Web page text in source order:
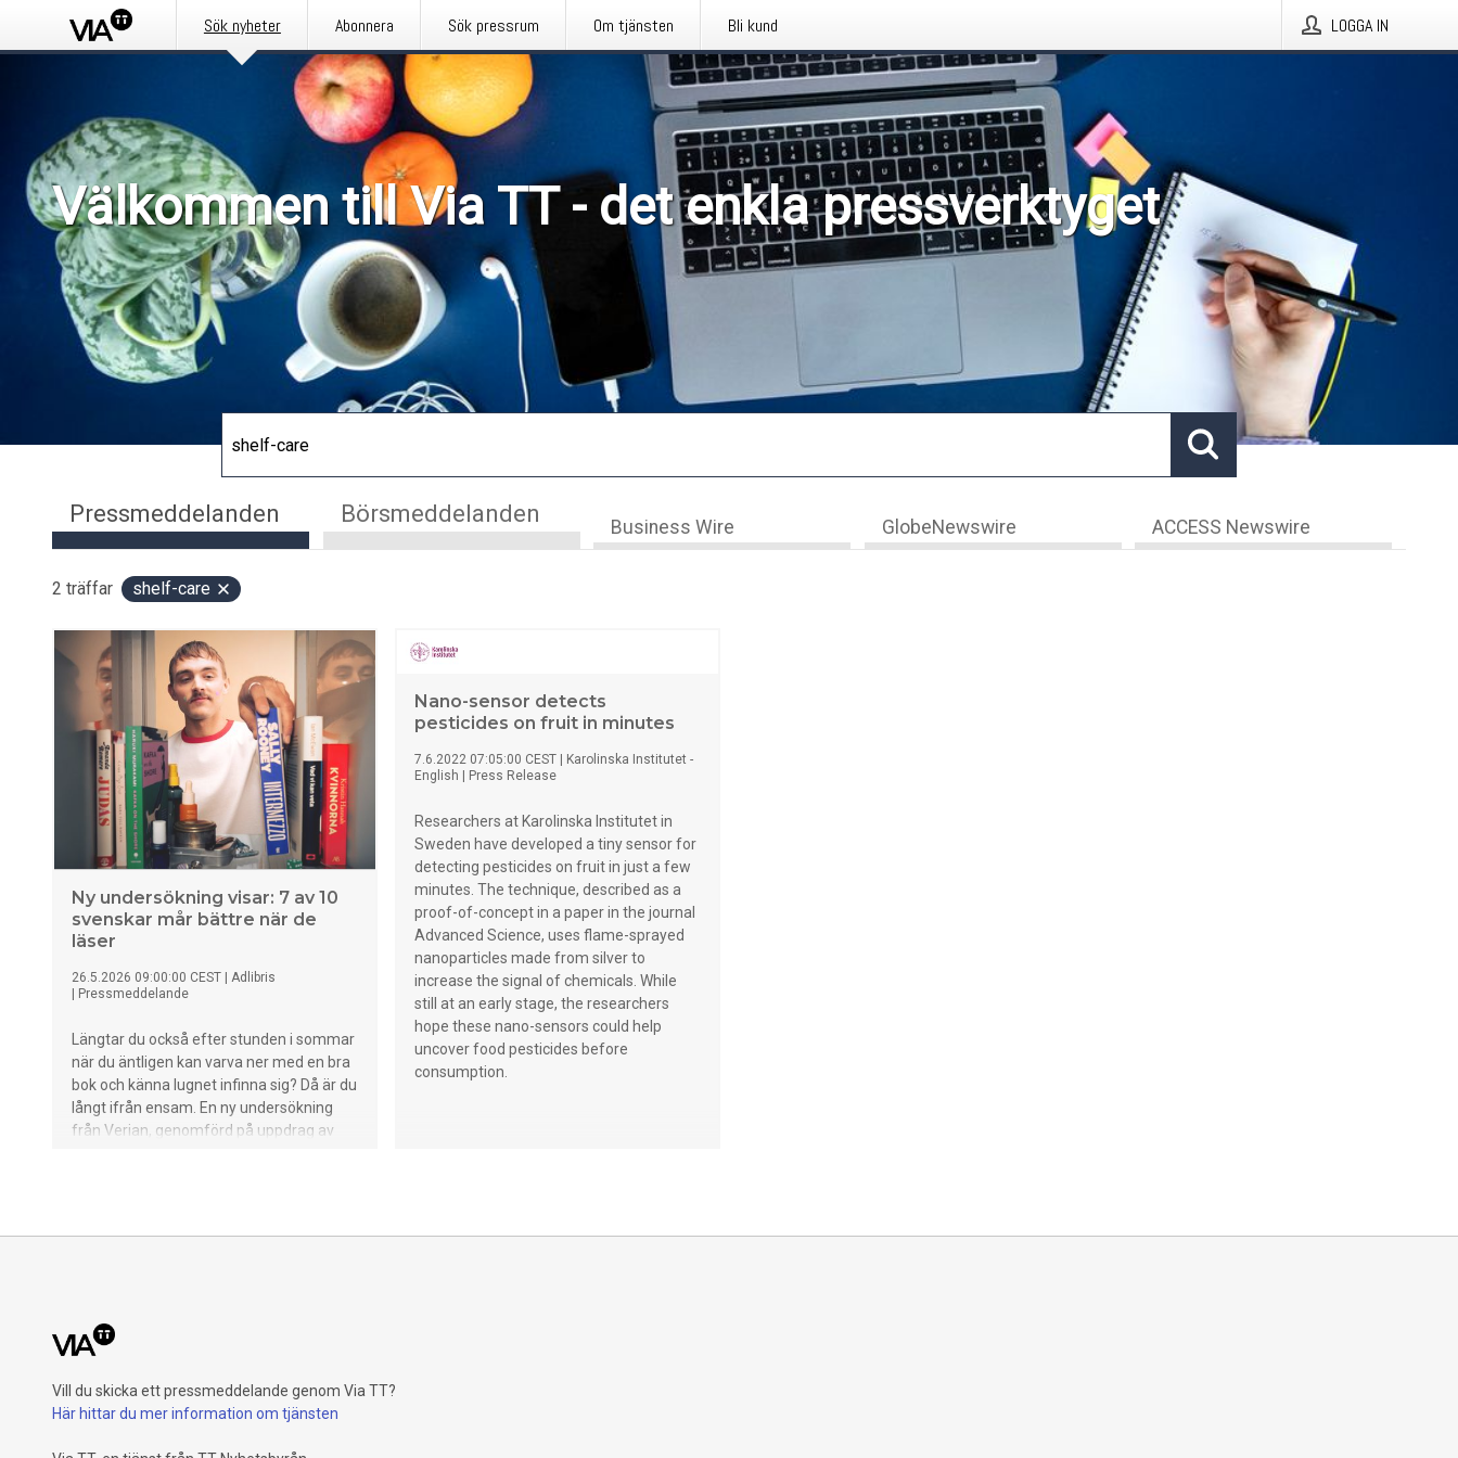
Sök nyheter Abonnera Sök pressrum Om tjänsten Bli kund LOGGA IN
Välkommen till Via TT - det enkla pressverktyget
Pressmeddelanden Börsmeddelanden Business Wire GlobeNewswire ACCESS Newswire
2 träffar shelf-care
Ny undersökning visar: 7 av 10
svenskar mår bättre när de
läser
26.5.2026 09:00:00 CEST
Adlibris
Pressmeddelande
Längtar du också efter stunden i sommar
när du äntligen kan varva ner med en bra
bok och känna lugnet infinna sig? Då är du
långt ifrån ensam. En ny undersökning
från Verian, genomförd på uppdrag av
Nano-sensor detects
pesticides on fruit in minutes
7.6.2022 07:05:00 CEST
Karolinska Institutet -
English
Press Release
Researchers at Karolinska Institutet in
Sweden have developed a tiny sensor for
detecting pesticides on fruit in just a few
minutes. The technique, described as a
proof-of-concept in a paper in the journal
Advanced Science, uses flame-sprayed
nanoparticles made from silver to
increase the signal of chemicals. While
still at an early stage, the researchers
hope these nano-sensors could help
uncover food pesticides before
consumption.
Vill du skicka ett pressmeddelande genom Via TT?
Här hittar du mer information om tjänsten